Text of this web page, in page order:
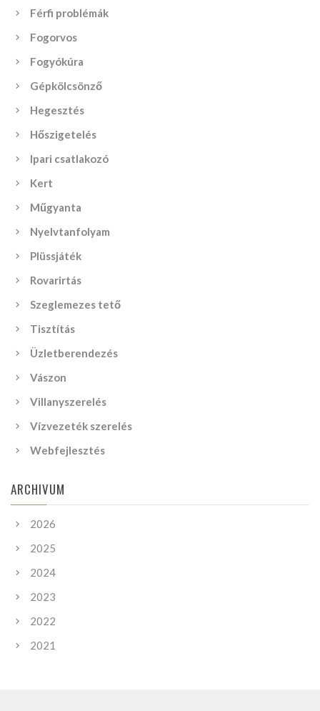
Férfi problémák
Fogorvos
Fogyókúra
Gépkölcsönző
Hegesztés
Hőszigetelés
Ipari csatlakozó
Kert
Műgyanta
Nyelvtanfolyam
Plüssjáték
Rovarirtás
Szeglemezes tető
Tisztítás
Üzletberendezés
Vászon
Villanyszerelés
Vízvezeték szerelés
Webfejlesztés
ARCHIVUM
2026
2025
2024
2023
2022
2021